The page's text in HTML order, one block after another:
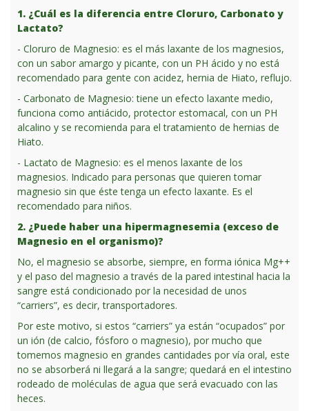
1. ¿Cuál es la diferencia entre Cloruro, Carbonato y
Lactato?
- Cloruro de Magnesio: es el más laxante de los magnesios,
con un sabor amargo y picante, con un PH ácido y no está
recomendado para gente con acidez, hernia de Hiato, reflujo.
- Carbonato de Magnesio: tiene un efecto laxante medio,
funciona como antiácido, protector estomacal, con un PH
alcalino y se recomienda para el tratamiento de hernias de
Hiato.
- Lactato de Magnesio: es el menos laxante de los
magnesios. Indicado para personas que quieren tomar
magnesio sin que éste tenga un efecto laxante. Es el
recomendado para niños.
2. ¿Puede haber una hipermagnesemia (exceso de
Magnesio en el organismo)?
No, el magnesio se absorbe, siempre, en forma iónica Mg++
y el paso del magnesio a través de la pared intestinal hacia la
sangre está condicionado por la necesidad de unos
“carriers”, es decir, transportadores.
Por este motivo, si estos “carriers” ya están “ocupados” por
un ión (de calcio, fósforo o magnesio), por mucho que
tomemos magnesio en grandes cantidades por vía oral, este
no se absorberá ni llegará a la sangre; quedará en el intestino
rodeado de moléculas de agua que será evacuado con las
heces.